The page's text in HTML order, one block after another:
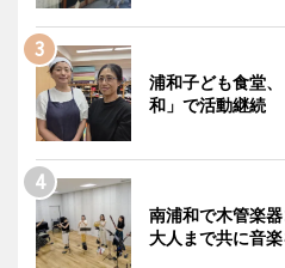
浦和子ども食堂
和」で活動継続
南浦和で木管楽
大人まで共に音